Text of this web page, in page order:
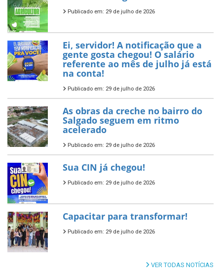
Publicado em: 29 de julho de 2026
Ei, servidor! A notificação que a
gente gosta chegou! O salário
referente ao mês de julho já está
na conta!
Publicado em: 29 de julho de 2026
As obras da creche no bairro do
Salgado seguem em ritmo
acelerado
Publicado em: 29 de julho de 2026
Sua CIN já chegou!
Publicado em: 29 de julho de 2026
Capacitar para transformar!
Publicado em: 29 de julho de 2026
VER TODAS NOTÍCIAS